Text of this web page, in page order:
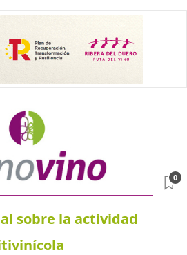
sobre la actividad
0